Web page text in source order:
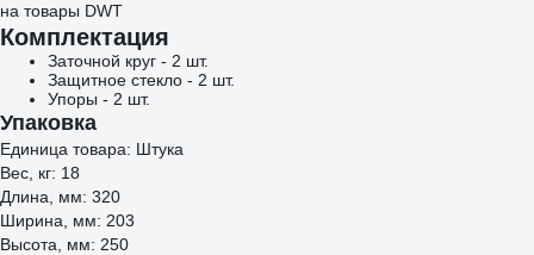
на товары DWT
Комплектация
Заточной круг - 2 шт.
Защитное стекло - 2 шт.
Упоры - 2 шт.
Упаковка
Единица товара: Штука
Вес, кг: 18
Длина, мм: 320
Ширина, мм: 203
Высота, мм: 250